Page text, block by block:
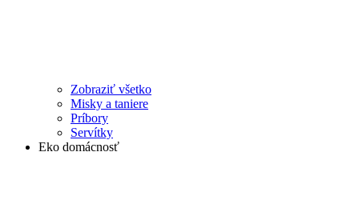
Zobraziť všetko
Misky a taniere
Príbory
Servítky
Eko domácnosť